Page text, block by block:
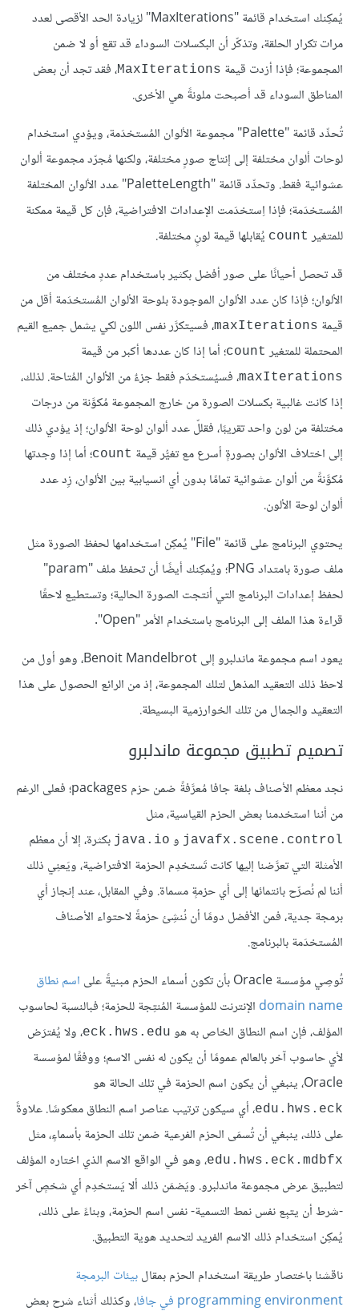
يُمكِنك استخدام قائمة "MaxIterations" لزيادة الحد الأقصى لعدد
مرات تكرار الحلقة، وتذكّر أن البكسلات السوداء قد تقع أو لا ضمن
المجموعة؛ فإذا أزدت قيمة MaxIterations، فقد تجد أن بعض
المناطق السوداء قد أصبحت ملونةً هي الأخرى.
تُحدِّد قائمة "Palette" مجموعة الألوان المُستخدَمة، ويؤدي استخدام
لوحات ألوان مختلفة إلى إنتاج صورٍ مختلفة، ولكنها مُجرّد مجموعة ألوان
عشوائية فقط. وتحدِّد قائمة "PaletteLength" عدد الألوان المختلفة
المُستخدَمة؛ فإذا اِستخدَمت الإعدادات الافتراضية، فإن كل قيمة ممكنة
للمتغير count يُقابلها قيمة لونٍ مختلفة.
قد تحصل أحيانًا على صور أفضل بكثير باستخدام عددٍ مختلف من
الألوان؛ فإذا كان عدد الألوان الموجودة بلوحة الألوان المُستخدَمة أقل من
قيمة maxIterations، فسيتكرَّر نفس اللون لكي يشمل جميع القيم
المحتملة للمتغير count؛ أما إذا كان عددها أكبر من قيمة
maxIterations، فسيُستخدَم فقط جزءٌ من الألوان المُتاحة. لذلك،
إذا كانت غالبية بكسلات الصورة من خارج المجموعة مُكوَّنة من درجات
مختلفة من لون واحد تقريبًا، فقللّ عدد ألوان لوحة الألوان؛ إذ يؤدي ذلك
إلى اختلاف الألوان بصورةٍ أسرع مع تغيُّر قيمة count؛ أما إذا وجدتها
مُكوَّنةً من ألوان عشوائية تمامًا بدون أي انسيابية بين الألوان، زِد عدد
ألوان لوحة الألون.
يحتوي البرنامج على قائمة "File" يُمكِن استخدامها لحفظ الصورة مثل
ملف صورة بامتداد PNG؛ ويُمكِنك أيضًا أن تحفظ ملف "param"
لحفظ إعدادات البرنامج التي أنتجت الصورة الحالية؛ وتستطيع لاحقًا
قراءة هذا الملف إلى البرنامج باستخدام الأمر "Open".
يعود اسم مجموعة ماندلبرو إلى Benoit Mandelbrot، وهو أول من
لاحظ ذلك التعقيد المذهل لتلك المجموعة، إذ من الرائع الحصول على هذا
التعقيد والجمال من تلك الخوارزمية البسيطة.
تصميم تطبيق مجموعة ماندلبرو
نجد معظم الأصناف بلغة جافا مُعرَّفةً ضمن حزم packages؛ فعلى الرغم
من أننا استخدمنا بعض الحزم القياسية، مثل
javafx.scene.control و java.io بكثرة، إلا أن معظم
الأمثلة التي تعرَّضنا إليها كانت تَستخدِم الحزمة الافتراضية، ويَعنِي ذلك
أننا لم نُصرِّح بانتمائها إلى أي حزمةٍ مسماة. وفي المقابل، عند إنجاز أي
برمجة جدية، فمن الأفضل دومًا أن نُنشِئ حزمةً لاحتواء الأصناف
المُستخدَمة بالبرنامج.
تُوصِي مؤسسة Oracle بأن تكون أسماء الحزم مبنيةً على
اسم نطاق
domain name الإنترنت للمؤسسة المُنتِجة للحزمة؛ فبالنسبة لحاسوب
المؤلف، فإن اسم النطاق الخاص به هو eck.hws.edu، ولا يُفترَض
لأي حاسوب آخر بالعالم عمومًا أن يكون له نفس الاسم؛ ووفقًا لمؤسسة
Oracle، ينبغي أن يكون اسم الحزمة في تلك الحالة هو
edu.hws.eck، أي سيكون ترتيب عناصر اسم النطاق معكوسًا. علاوةً
على ذلك، ينبغي أن تُسمَى الحزم الفرعية ضمن تلك الحزمة بأسماءٍ، مثل
edu.hws.eck.mdbfx، وهو في الواقع الاسم الذي اختاره المؤلف
لتطبيق عرض مجموعة ماندلبرو. ويَضمَن ذلك ألا يَستخدِم أي شخصٍ آخر
-شرط أن يتبِع نفس نمط التسمية- نفس اسم الحزمة، وبناءً على ذلك،
يُمكِن استخدام ذلك الاسم الفريد لتحديد هوية التطبيق.
ناقشنا باختصار طريقة استخدام الحزم بمقالبيئات البرمجة
programming environment في جافا
، وكذلك أثناء شرح بعض